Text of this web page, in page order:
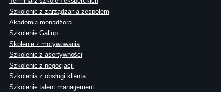
Szkolenie z zarządzania zespołem
Akademia menadżera
Szkolenie Gallup
Skolenie z motywowania
Szkolenie z asertywności
Szkolenie z negocjacji
Szkolenia z obsługi klienta
Szkolenie talent management